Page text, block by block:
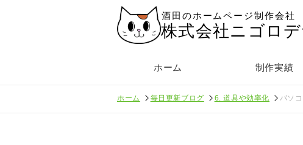
酒田のホームページ制作会社
株式会社ニゴロ
ホーム 制作実績
ホーム 毎日更新ブログ 6. 道具や効率化 パソ